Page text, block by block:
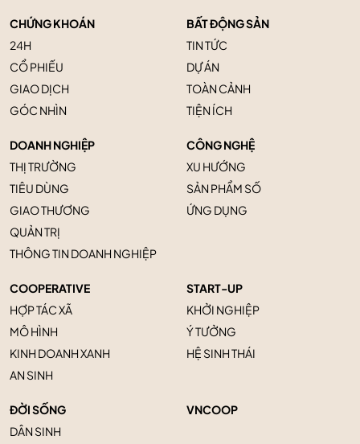
CHỨNG KHOÁN
24H
CỔ PHIẾU
GIAO DỊCH
GÓC NHÌN
BẤT ĐỘNG SẢN
TIN TỨC
DỰ ÁN
TOÀN CẢNH
TIỆN ÍCH
DOANH NGHIỆP
THỊ TRƯỜNG
TIÊU DÙNG
GIAO THƯƠNG
QUẢN TRỊ
THÔNG TIN DOANH NGHIỆP
CÔNG NGHỆ
XU HƯỚNG
SẢN PHẨM SỐ
ỨNG DỤNG
COOPERATIVE
HỢP TÁC XÃ
MÔ HÌNH
KINH DOANH XANH
AN SINH
START-UP
KHỞI NGHIỆP
Ý TƯỞNG
HỆ SINH THÁI
ĐỜI SỐNG
DÂN SINH
VNCOOP